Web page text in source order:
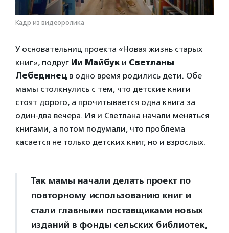
Кадр из видеоролика
У основательниц проекта «Новая жизнь старых
книг», подруг Ии Майбук и Светланы
Лебединец в одно время родились дети. Обе
мамы столкнулись с тем, что детские книги
стоят дорого, а прочитывается одна книга за
один-два вечера. Ия и Светлана начали меняться
книгами, а потом подумали, что проблема
касается не только детских книг, но и взрослых.
Так мамы начали делать проект по
повторному использованию книг и
стали главными поставщиками новых
изданий в фонды сельских библиотек,